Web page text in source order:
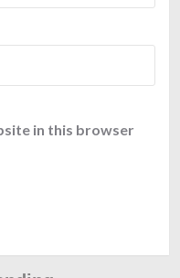
in this browser